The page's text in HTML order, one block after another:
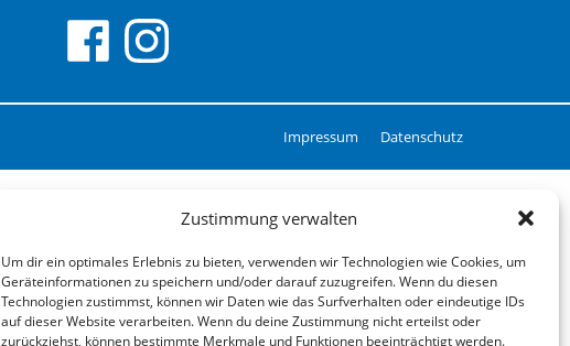
Zustimmung verwalten
Um dir ein optimales Erlebnis zu bieten, verwenden wir Technologien wie Cookies, um
Geräteinformationen zu speichern und/oder darauf zuzugreifen. Wenn du diesen
Technologien zustimmst, können wir Daten wie das Surfverhalten oder eindeutige IDs
auf dieser Website verarbeiten. Wenn du deine Zustimmung nicht erteilst oder
zurückziehst, können bestimmte Merkmale und Funktionen beeinträchtigt werden.
Impressum Datenschutz